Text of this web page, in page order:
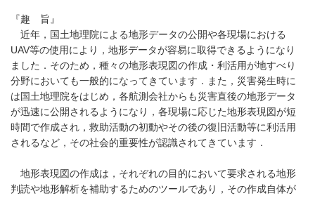
『趣 旨』
近年，国土地理院による地形データの公開や各現場における
UAV等の使用により，地形データが容易に取得できるようになり
ました．そのため，種々の地形表現図の作成・利活用が地すべり
分野においても一般的になってきています．また，災害発生時に
は国土地理院をはじめ，各航測会社からも災害直後の地形データ
が迅速に公開されるようになり，各現場に応じた地形表現図が短
時間で作成され，救助活動の初動やその後の復旧活動等に利活用
されるなど，その社会的重要性が認識されてきています．
地形表現図の作成は，それぞれの目的において要求される地形
判読や地形解析を補助するためのツールであり，その作成自体が